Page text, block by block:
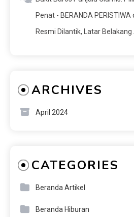
Penat - BERANDA PERISTIWA
Resmi Dilantik, Latar Belakang
ARCHIVES
April 2024
CATEGORIES
Beranda Artikel
Beranda Hiburan